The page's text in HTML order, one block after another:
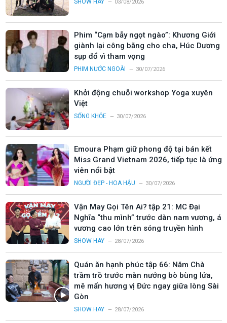
SHOW HAY 03/08/2026
Phim “Cạm bẫy ngọt ngào”: Khương Giới
giành lại công bằng cho cha, Húc Dương
sụp đổ vì tham vọng
PHIM NƯỚC NGOÀI 30/07/2026
Khởi động chuỗi workshop Yoga xuyên
Việt
SỐNG KHỎE 30/07/2026
Emoura Phạm giữ phong độ tại bán kết
Miss Grand Vietnam 2026, tiếp tục là ứng
viên nổi bật
NGƯỜI ĐẸP - HOA HẬU 30/07/2026
Vận May Gọi Tên Ai? tập 21: MC Đại
Nghĩa “thu mình” trước dàn nam vương, á
vương cao lớn trên sóng truyền hình
SHOW HAY 28/07/2026
Quán ăn hạnh phúc tập 66: Năm Chà
trầm trồ trước màn nướng bò bùng lửa,
mê mẩn hương vị Đức ngay giữa lòng Sài
Gòn
SHOW HAY 28/07/2026